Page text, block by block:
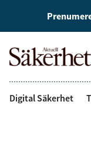
Digital Säkerhet